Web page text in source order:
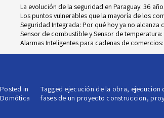
La evolución de la seguridad en Paraguay: 36
Los puntos vulnerables que la mayoría de los
Seguridad Integrada: Por qué hoy ya no
Sensor de combustible y Sensor de
Alarmas Inteligentes para cadenas de
Posted in
Domótica
Tagged ejecución de la obra, ejecucion
fases de un proyecto construccion,